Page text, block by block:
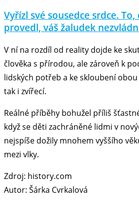
Vyřízl své sousedce srdce.
provedl, váš žaludek
V ní na rozdíl od reality dojde ke
člověka s přírodou, ale zároveň k
lidských potřeb a ke skloubení
tak i zvířecí.
Reálné příběhy bohužel příliš
když se děti zachráněné lidmi v
nejspíše dožily mnohem vyššího
mezi vlky.
Zdroj: history.com
Autor: Šárka Cvrkalová